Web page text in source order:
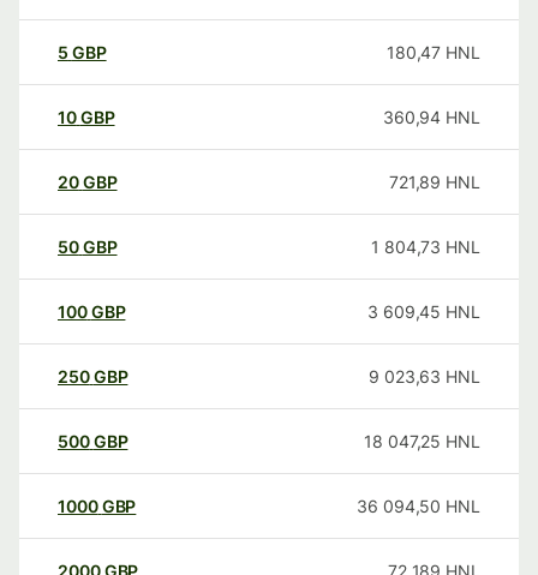
5 GBP 180,47 HNL
10GBP 360,94 HNL
20GBP 721,89 HNL
50GBP 1 804,73 HNL
100GBP 3 609,45 HNL
250GBP 9 023,63 HNL
500GBP 18 047,25 HNL
1000GBP 36 094,50 HNL